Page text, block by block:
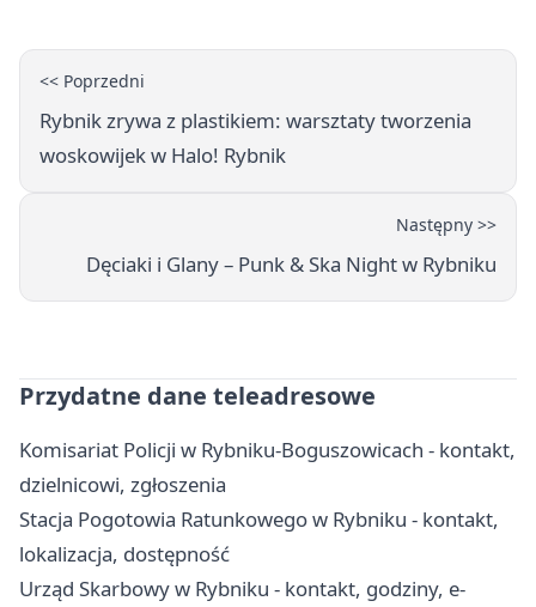
<< Poprzedni
Rybnik zrywa z plastikiem: warsztaty tworzenia
woskowijek w Halo! Rybnik
Następny >>
Dęciaki i Glany – Punk & Ska Night w Rybniku
Przydatne dane teleadresowe
Komisariat Policji w Rybniku-Boguszowicach - kontakt,
dzielnicowi, zgłoszenia
Stacja Pogotowia Ratunkowego w Rybniku - kontakt,
lokalizacja, dostępność
Urząd Skarbowy w Rybniku - kontakt, godziny, e-